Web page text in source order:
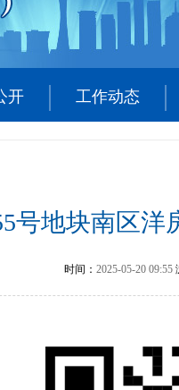
开 工作动态
号地块南区
时间： 2025-05-20 09:55